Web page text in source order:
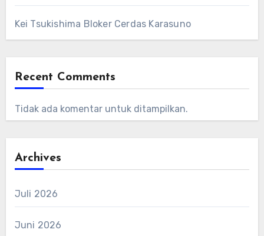
Kei Tsukishima Bloker Cerdas Karasuno
Recent Comments
Tidak ada komentar untuk ditampilkan.
Archives
Juli 2026
Juni 2026